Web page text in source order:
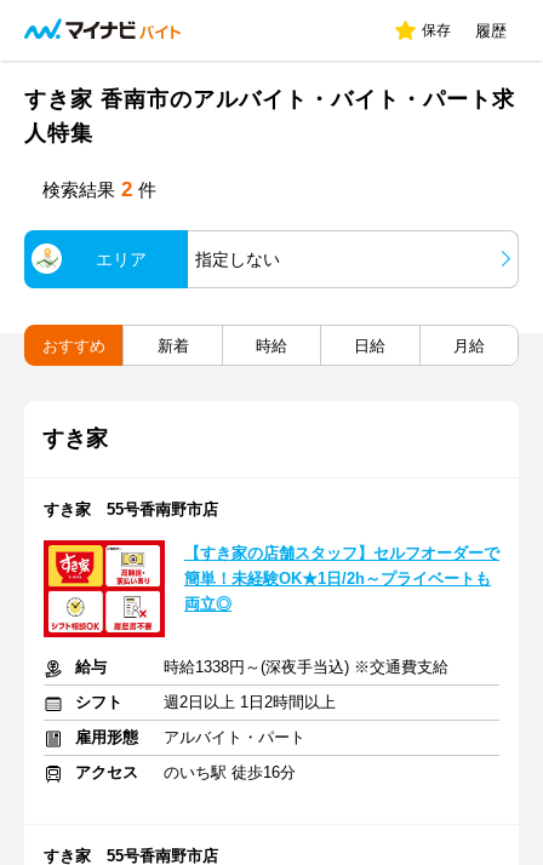
保存 履歴
すき家 香南市のアルバイト・バイト・パート求
人特集
検索結果 2 件
エリア 指定しない
おすすめ 新着 時給 日給 月給
すき家
すき家 55号香南野市店
【すき家の店舗スタッフ】セルフオーダーで
簡単！未経験OK★1日/2h～プライベートも
両立◎
給与
時給1338円～(深夜手当込) ※交通費支給
シフト
週2日以上 1日2時間以上
雇用形態
アルバイト・パート
アクセス
のいち駅 徒歩16分
すき家 55号香南野市店